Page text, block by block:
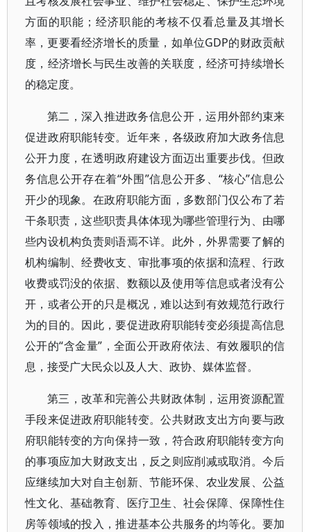
方面的职能；经济职能的考核不仅看总量及其增长
率，更要看经济增长的质量，如单位GDP的财政贡献
度，经济增长与民生改善的关联度，经济可持续增长
的稳定度。
第二，深入推进政务信息公开，运用外部约束来
促进政府职能转变。近年来，各级政府加大政务信息
公开力度，在透明政府建设方面迈出重要步伐。但政
务信息公开存在着“外围”信息公开多、“核心”信息公
开少的现象。在政府职能方面，多数部门仅公布了若
干条职责，这些职责具体体现为哪些管理行为、由哪
些内设机构负责则语焉不详。此外，外界需要了解的
机构编制、经费收支、审批事项的依据和流程、行政
收费或罚没的依据、数额以及使用等信息或者没有公
开，或者公开的只是概况，难以达到有效规范行政行
为的目的。因此，要促进政府职能转变必须提高信息
公开的“含金量”，全面公开政府依法、有效履职的信
息，接受广大民众以及人大、政协、媒体监督。
第三，改革和完善公共财政体制，运用资源配置
手段来促进政府职能转变。公共财政支出方向要与政
府职能转变的方向保持一致，符合政府职能转变方向
的事项应加大财政支出，反之则应削减或取消。今后
应继续加大对自主创新、节能环保、农业发展、公益
性文化、基础教育、医疗卫生、社会保障、保障性住
房等领域的投入，推进基本公共服务的均等化。要加